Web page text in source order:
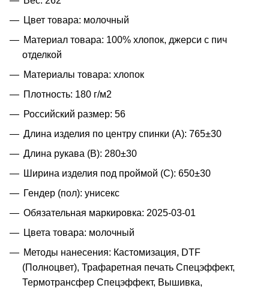
Цвет товара: молочный
Материал товара: 100% хлопок, джерси с пич
отделкой
Материалы товара: хлопок
Плотность: 180 г/м2
Российский размер: 56
Длина изделия по центру спинки (A): 765±30
Длина рукава (B): 280±30
Ширина изделия под проймой (С): 650±30
Гендер (пол): унисекс
Обязательная маркировка: 2025-03-01
Цвета товара: молочный
Методы нанесения: Кастомизация, DTF
(Полноцвет), Трафаретная печать Спецэффект,
Термотрансфер Спецэффект, Вышивка,